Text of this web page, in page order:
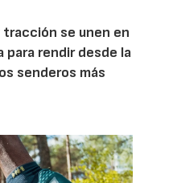
se unen en
para rendir desde la
senderos más